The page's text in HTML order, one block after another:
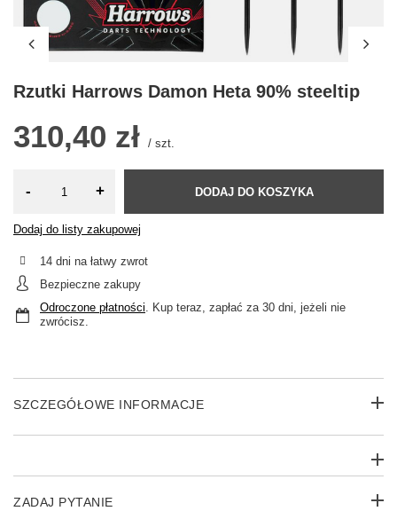
Rzutki Harrows Damon Heta 90% steeltip
310,40 zł / szt.
- + DODAJ DO KOSZYKA
Dodaj do listy zakupowej
14 dni na łatwy zwrot
Bezpieczne zakupy
Odroczone płatności. Kup teraz, zapłać za 30 dni, jeżeli nie
zwrócisz.
SZCZEGÓŁOWE INFORMACJE
ZADAJ PYTANIE